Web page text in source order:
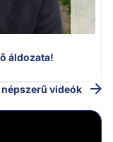
áldozata!
videók